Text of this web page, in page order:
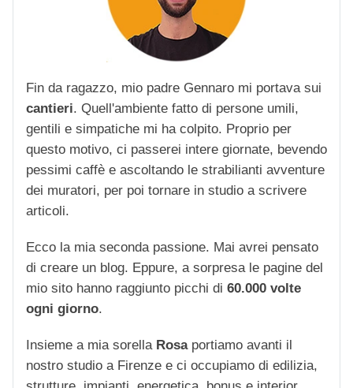
Fin da ragazzo, mio padre Gennaro mi portava sui
cantieri. Quell'ambiente fatto di persone umili,
gentili e simpatiche mi ha colpito. Proprio per
questo motivo, ci passerei intere giornate, bevendo
pessimi caffè e ascoltando le strabilianti avventure
dei muratori, per poi tornare in studio a scrivere
articoli.
Ecco la mia seconda passione. Mai avrei pensato
di creare un blog. Eppure, a sorpresa le pagine del
mio sito hanno raggiunto picchi di 60.000 volte
ogni giorno.
Insieme a mia sorella Rosaportiamo avanti il
nostro studio a Firenze e ci occupiamo di edilizia,